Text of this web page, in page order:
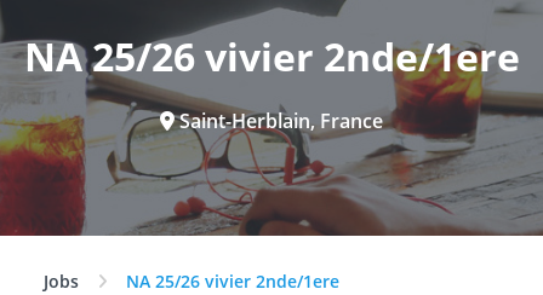
NA 25/26 vivier 2nde/1ere
Saint-Herblain, France
Jobs NA 25/26 vivier 2nde/1ere